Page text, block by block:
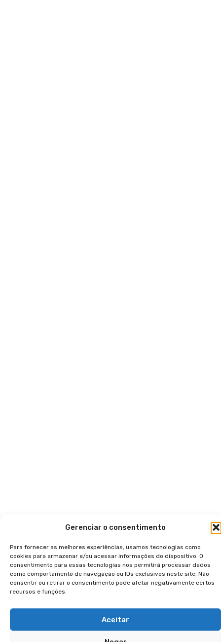
Gerenciar o consentimento
Para fornecer as melhores experiências, usamos tecnologias como
cookies para armazenar e/ou acessar informações do dispositivo. O
consentimento para essas tecnologias nos permitirá processar dados
como comportamento de navegação ou IDs exclusivos neste site. Não
consentir ou retirar o consentimento pode afetar negativamente certos
recursos e funções.
Aceitar